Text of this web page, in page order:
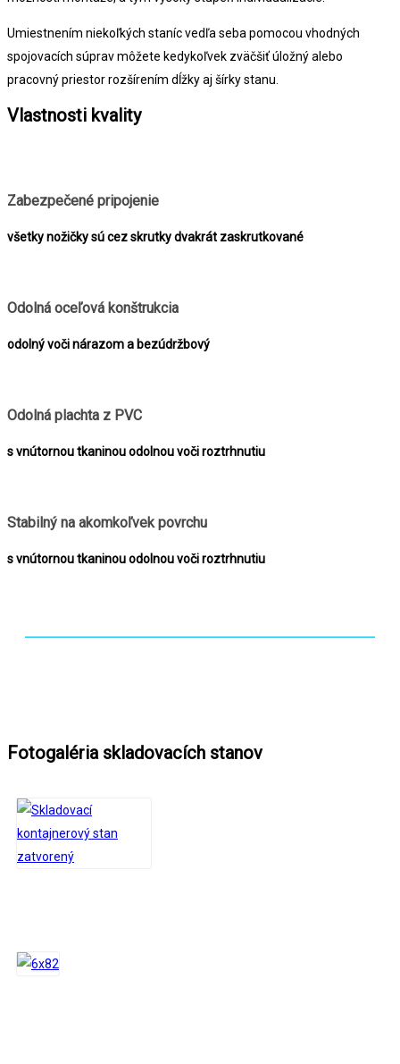
Umiestnením niekoľkých staníc vedľa seba pomocou vhodných
spojovacích súprav môžete kedykoľvek zväčšiť úložný alebo
pracovný priestor rozšírením dĺžky aj šírky stanu.
Vlastnosti kvality
Zabezpečené pripojenie
všetky nožičky sú cez skrutky dvakrát zaskrutkované
Odolná oceľová konštrukcia
odolný voči nárazom a bezúdržbový
Odolná plachta z PVC
s vnútornou tkaninou odolnou voči roztrhnutiu
Stabilný na akomkoľvek povrchu
s vnútornou tkaninou odolnou voči roztrhnutiu
Fotogaléria skladovacích stanov